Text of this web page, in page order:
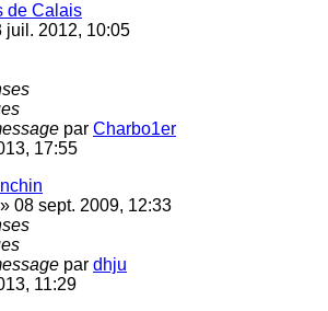
de Calais
juil. 2012, 10:05
par Charbo1er
17:55
» 08 sept. 2009, 12:33
par dhju
11:29